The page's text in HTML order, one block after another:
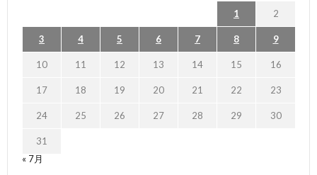
1 2
3 4 5 6 7 8 9
10 11 12 13 14 15 16
17 18 19 20 21 22 23
24 25 26 27 28 29 30
31
« 7月